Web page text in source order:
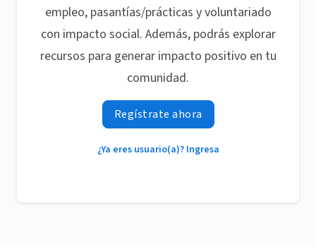
empleo, pasantías/prácticas y voluntariado
con impacto social. Además, podrás explorar
recursos para generar impacto positivo en tu
comunidad.
Regístrate ahora
¿Ya eres usuario(a)? Ingresa